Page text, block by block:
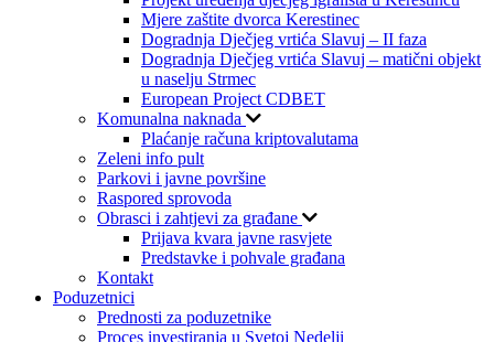
Mjere zaštite dvorca Kerestinec
Dogradnja Dječjeg vrtića Slavuj – II faza
Dogradnja Dječjeg vrtića Slavuj – matični objekt
u naselju Strmec
European Project CDBET
Komunalna naknada
Plaćanje računa kriptovalutama
Zeleni info pult
Parkovi i javne površine
Raspored sprovoda
Obrasci i zahtjevi za građane
Prijava kvara javne rasvjete
Predstavke i pohvale građana
Kontakt
Poduzetnici
Prednosti za poduzetnike
Proces investiranja u Svetoj Nedelji